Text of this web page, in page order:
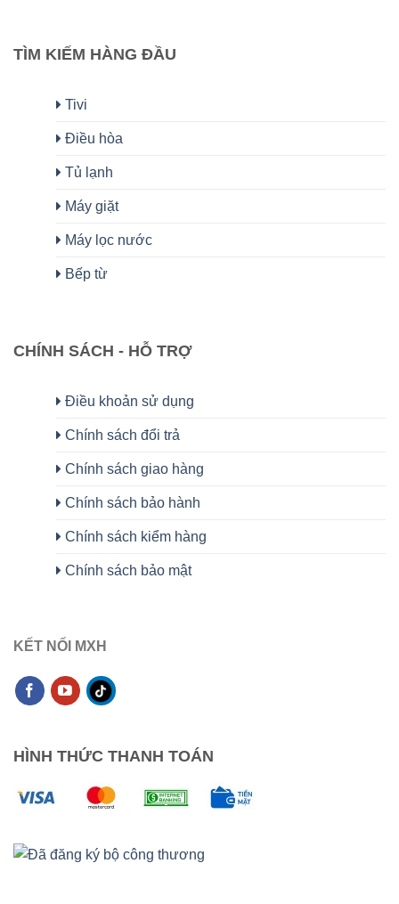
TÌM KIẾM HÀNG ĐẦU
Tivi
Điều hòa
Tủ lạnh
Máy giặt
Máy lọc nước
Bếp từ
CHÍNH SÁCH - HỖ TRỢ
Điều khoản sử dụng
Chính sách đổi trả
Chính sách giao hàng
Chính sách bảo hành
Chính sách kiểm hàng
Chính sách bảo mật
KẾT NỐI MXH
HÌNH THỨC THANH TOÁN